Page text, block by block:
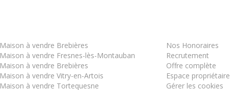
Maison à vendre Brebières
Maison à vendre Fresnes-lès-Montauban
Maison à vendre Brebières
Maison à vendre Vitry-en-Artois
Maison à vendre Tortequesne
Nos Honoraires
Recrutement
Offre complète
Espace propriétaire
Gérer les cookies